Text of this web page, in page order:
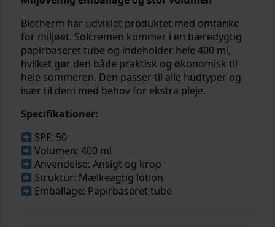
Biotherm har udviklet produktet med omtanke
for miljøet. Solcremen kommer i en bæredygtig
papirbaseret tube og indeholder hele 400 ml,
hvilket gør den både praktisk og økonomisk til
hele sommeren. Den passer til alle hudtyper og
især til dem med behov for ekstra pleje.
Specifikationer:
SPF: 50
Volumen: 400 ml
Anvendelse: Ansigt og krop
Struktur: Mælkeagtig lotion
Emballage: Papirbaseret tube